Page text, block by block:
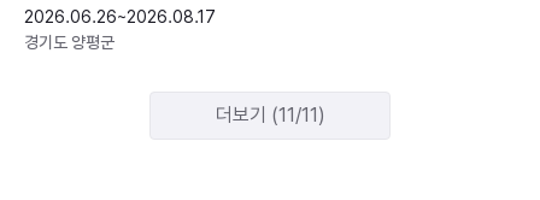
2026.06.26~2026.08.17
경기도 양평군
더보기 (11/11)